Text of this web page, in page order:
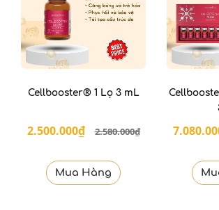
Cellbooster® 1 Lọ 3 mL
2.500.000₫ 2.580.000₫
Mua Hàng